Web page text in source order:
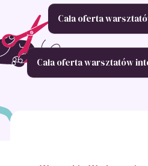
Cała oferta
Cała oferta warsztatów